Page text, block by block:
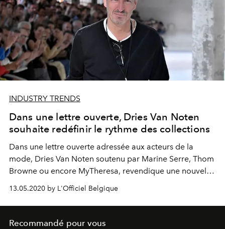
INDUSTRY TRENDS
Dans une lettre ouverte, Dries Van Noten
souhaite redéfinir le rythme des collections
Dans une lettre ouverte adressée aux acteurs de la
mode, Dries Van Noten soutenu par Marine Serre, Thom
Browne ou encore MyTheresa, revendique une nouvelle
façon de créer la mode dans un contexte d'après-
13.05.2020 by L'Officiel Belgique
Recommandé pour vous